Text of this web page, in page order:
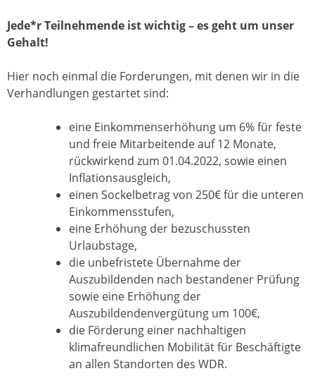
Jede*r Teilnehmende ist wichtig – es geht um unser
Gehalt!
Hier noch einmal die Forderungen, mit denen wir in die
Verhandlungen gestartet sind:
eine Einkommenserhöhung um 6% für feste
und freie Mitarbeitende auf 12 Monate,
rückwirkend zum 01.04.2022, sowie einen
Inflationsausgleich,
einen Sockelbetrag von 250€ für die unteren
Einkommensstufen,
eine Erhöhung der bezuschussten
Urlaubstage,
die unbefristete Übernahme der
Auszubildenden nach bestandener Prüfung
sowie eine Erhöhung der
Auszubildendenvergütung um 100€,
die Förderung einer nachhaltigen
klimafreundlichen Mobilität für Beschäftigte
an allen Standorten des WDR.